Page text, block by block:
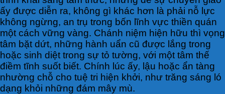
ấy được diễn ra, không gì khác hơn là phải nỗ lực
không ngừng, an trụ trong bốn lĩnh vực thiền quán
một cách vững vàng. Chánh niệm hiện hữu thì vọng
tâm bặt dứt, những hành uẩn cũ được lắng trong
hoặc sinh diệt trong sự tỏ tường, với một tâm thế
điềm tĩnh suốt biết. Chính lúc ấy, lậu hoặc ẩn tàng
nhường chỗ cho tuệ tri hiện khởi, như trăng sáng ló
dạng khỏi những đám mây mù.